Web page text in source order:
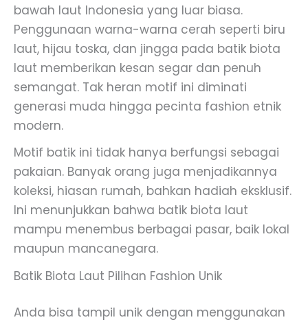
bawah laut Indonesia yang luar biasa.
Penggunaan warna-warna cerah seperti biru
laut, hijau toska, dan jingga pada batik biota
laut memberikan kesan segar dan penuh
semangat. Tak heran motif ini diminati
generasi muda hingga pecinta fashion etnik
modern.
Motif batik ini tidak hanya berfungsi sebagai
pakaian. Banyak orang juga menjadikannya
koleksi, hiasan rumah, bahkan hadiah eksklusif.
Ini menunjukkan bahwa batik biota laut
mampu menembus berbagai pasar, baik lokal
maupun mancanegara.
Batik Biota Laut Pilihan Fashion Unik
Anda bisa tampil unik dengan menggunakan